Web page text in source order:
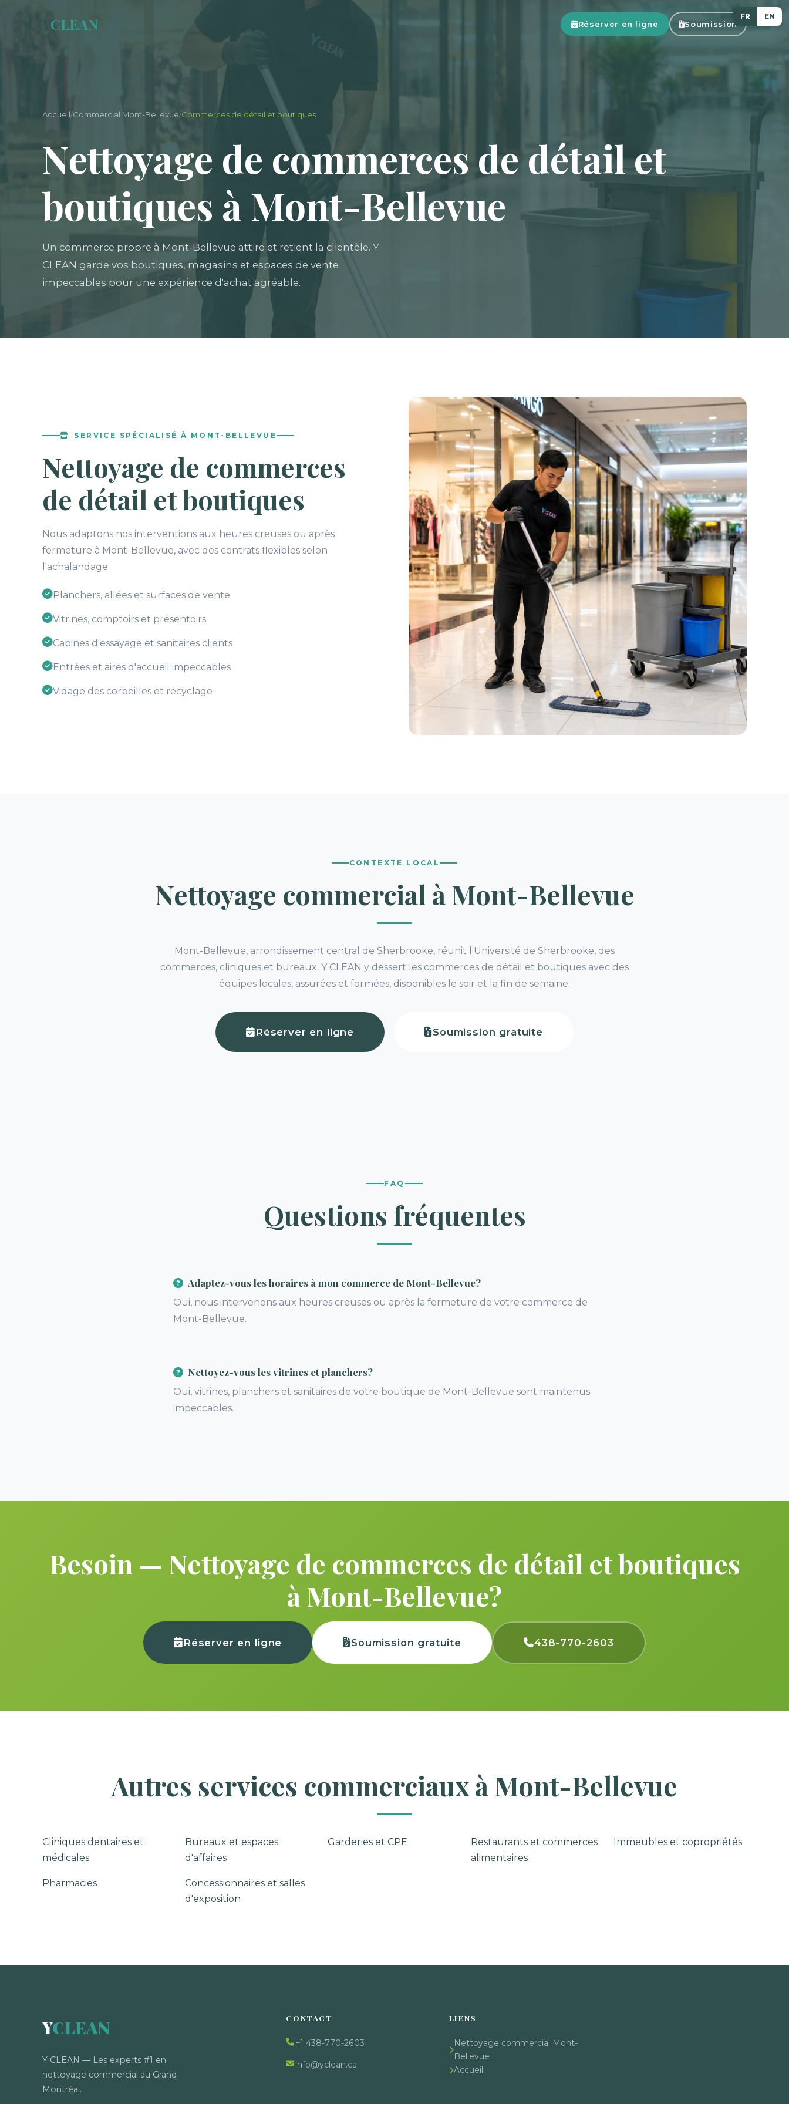
FR EN
CLEAN Réserver en ligne Soumission
Accueil/Commercial Mont-Bellevue/Commerces de détail et boutiques
Nettoyage de commerces de détail et
boutiques à Mont-Bellevue
Un commerce propre à Mont-Bellevue attire et retient la clientèle. Y
CLEAN garde vos boutiques, magasins et espaces de vente
impeccables pour une expérience d'achat agréable.
SERVICE SPÉCIALISÉ À MONT-BELLEVUE
Nettoyage de commerces
de détail et boutiques
Nous adaptons nos interventions aux heures creuses ou après
fermeture à Mont-Bellevue, avec des contrats flexibles selon
l'achalandage.
Planchers, allées et surfaces de vente
Vitrines, comptoirs et présentoirs
Cabines d'essayage et sanitaires clients
Entrées et aires d'accueil impeccables
Vidage des corbeilles et recyclage
CONTEXTE LOCAL
Nettoyage commercial à Mont-Bellevue
Mont-Bellevue, arrondissement central de Sherbrooke, réunit l'Université de Sherbrooke, des
commerces, cliniques et bureaux. Y CLEAN y dessert les commerces de détail et boutiques avec des
équipes locales, assurées et formées, disponibles le soir et la fin de semaine.
Réserver en ligne Soumission gratuite
FAQ
Questions fréquentes
Adaptez-vous les horaires à mon commerce de Mont-Bellevue?
Oui, nous intervenons aux heures creuses ou après la fermeture de votre commerce de
Mont-Bellevue.
Nettoyez-vous les vitrines et planchers?
Oui, vitrines, planchers et sanitaires de votre boutique de Mont-Bellevue sont maintenus
impeccables.
Besoin — Nettoyage de commerces de détail et boutiques
à Mont-Bellevue?
Réserver en ligne Soumission gratuite 438-770-2603
Autres services commerciaux à Mont-Bellevue
Cliniques dentaires et
médicales
Bureaux et espaces
d'affaires
Garderies et CPE
Restaurants et commerces
alimentaires
Immeubles et copropriétés
Pharmacies
Concessionnaires et salles
d'exposition
YCLEAN
Y CLEAN — Les experts #1 en
nettoyage commercial au Grand
Montréal.
CONTACT
+1 438-770-2603
info@yclean.ca
LIENS
Nettoyage commercial Mont-
Bellevue
Accueil